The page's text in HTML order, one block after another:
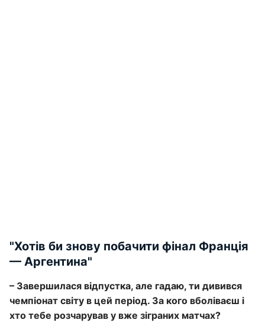
"Хотів би знову побачити фінал Франція
— Аргентина"
– Завершилася відпустка, але гадаю, ти дивився
чемпіонат світу в цей період. За кого вболіваєш і
хто тебе розчарував у вже зіграних матчах?